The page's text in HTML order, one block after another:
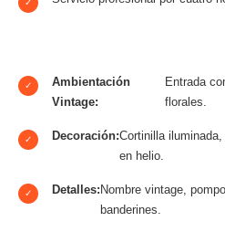
✓
Ambientación
Vintage:
Entrada
florales.
✓ Decoración:Cortinilla
en helio.
✓ Detalles:Nombre vintage,
banderines.